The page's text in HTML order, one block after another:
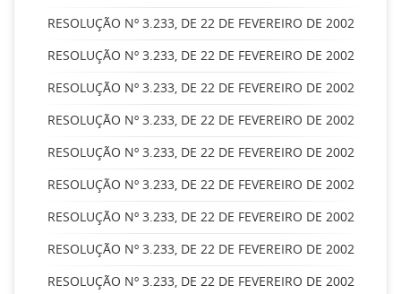
RESOLUÇÃO Nº 3.233, DE 22 DE FEVEREIRO DE 2002
RESOLUÇÃO Nº 3.233, DE 22 DE FEVEREIRO DE 2002
RESOLUÇÃO Nº 3.233, DE 22 DE FEVEREIRO DE 2002
RESOLUÇÃO Nº 3.233, DE 22 DE FEVEREIRO DE 2002
RESOLUÇÃO Nº 3.233, DE 22 DE FEVEREIRO DE 2002
RESOLUÇÃO Nº 3.233, DE 22 DE FEVEREIRO DE 2002
RESOLUÇÃO Nº 3.233, DE 22 DE FEVEREIRO DE 2002
RESOLUÇÃO Nº 3.233, DE 22 DE FEVEREIRO DE 2002
RESOLUÇÃO Nº 3.233, DE 22 DE FEVEREIRO DE 2002